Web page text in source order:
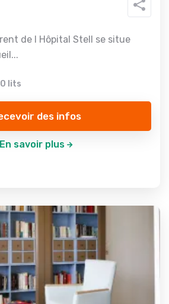
de l Hôpital Stell se situe
0 lits
des infos
En savoir plus